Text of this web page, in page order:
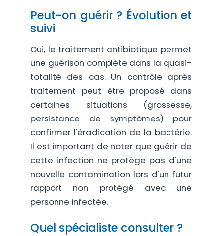
Peut-on guérir ? Évolution et
suivi
Oui, le traitement antibiotique permet
une guérison complète dans la quasi-
totalité des cas. Un contrôle après
traitement peut être proposé dans
certaines situations (grossesse,
persistance de symptômes) pour
confirmer l'éradication de la bactérie.
Il est important de noter que guérir de
cette infection ne protège pas d'une
nouvelle contamination lors d'un futur
rapport non protégé avec une
personne infectée.
Quel spécialiste consulter ?